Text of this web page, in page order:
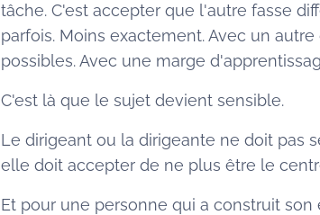
tâche. C'est accepter que l'autre fasse
parfois. Moins exactement. Avec un
possibles. Avec une marge
C'est là que le sujet devient sensible.
Le dirigeant ou la dirigeante ne doit pas
elle doit accepter de ne plus être le
Et pour une personne qui a construit